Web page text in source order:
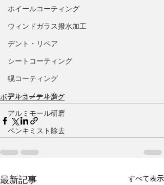
ホイールコーティング
ウィンドガラス撥水加工
デント・リペア
シートコーティング
幌コーティング
アルミノール磨
アルミモール研磨
ペンキミスト除去
ボディコーティング
最新記事 すべて表示